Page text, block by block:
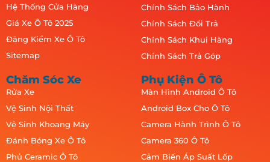
Hệ Thống Cửa Hàng
Giá Xe Ô Tô 2025
Đăng Kiểm Xe Ô Tô
Sitemap
Chính Sách Bảo Hành
Chính Sách Đổi Trả
Chính Sách Khui Hàng
Chính Sách Trả Góp
Chăm Sóc Xe
Rửa Xe
Vệ Sinh Nội Thất
Vệ Sinh Khoang Máy
Đánh Bóng Xe Ô Tô
Phủ Ceramic Ô Tô
Phụ Kiện Ô Tô
Màn Hình Android Ô Tô
Android Box Cho Ô Tô
Camera Hành Trình Ô Tô
Camera 360 Ô Tô
Cảm Biến Áp Suất Lốp